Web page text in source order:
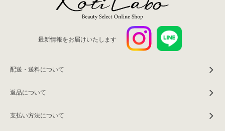
最新情報をお届けいたします
配送・送料について
返品について
支払い方法について